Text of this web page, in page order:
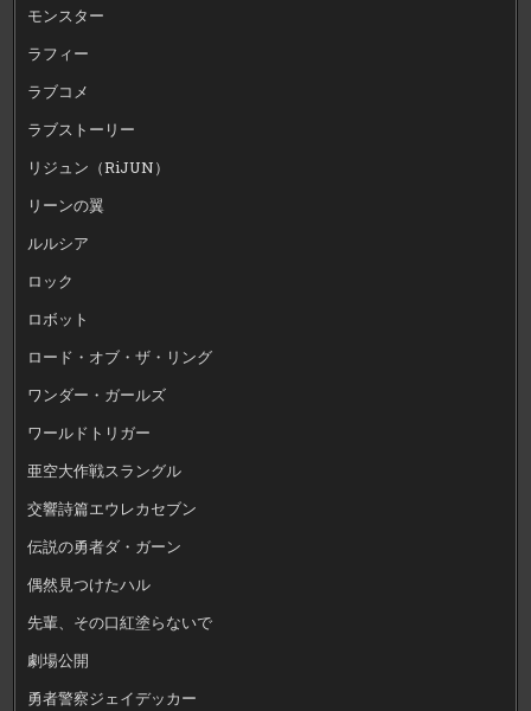
モンスター
ラフィー
ラブコメ
ラブストーリー
リジュン（RiJUN）
リーンの翼
ルルシア
ロック
ロボット
ロード・オブ・ザ・リング
ワンダー・ガールズ
ワールドトリガー
亜空大作戦スラングル
交響詩篇エウレカセブン
伝説の勇者ダ・ガーン
偶然見つけたハル
先輩、その口紅塗らないで
劇場公開
勇者警察ジェイデッカー